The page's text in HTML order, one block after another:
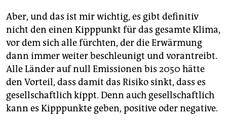
Aber, und das ist mir wichtig, es gibt definitiv
nicht den einen Kipppunkt für das gesamte Klima,
vor dem sich alle fürchten, der die Erwärmung
dann immer weiter beschleunigt und vorantreibt.
Alle Länder auf null Emissionen bis 2050 hätte
den Vorteil, dass damit das Risiko sinkt, dass es
gesellschaftlich kippt. Denn auch gesellschaftlich
kann es Kipppunkte geben, positive oder negative.